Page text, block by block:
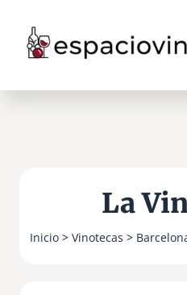
contenido
La
Inicio > Vinotecas >